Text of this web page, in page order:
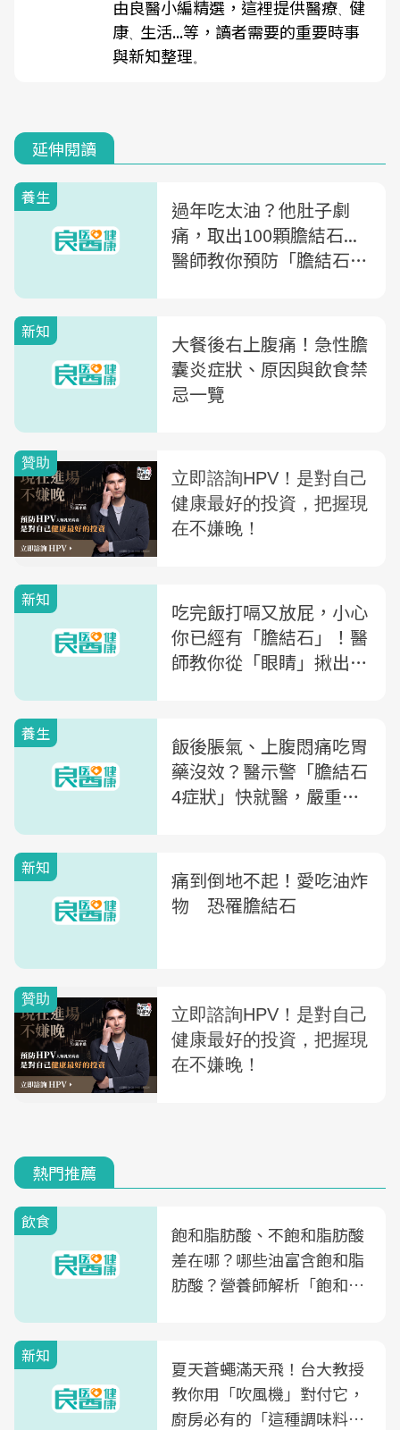
由良醫小編精選，這裡提供醫療、 健
康、 生活...等，讀者需要的重要時事
與新知整理。
延伸閱讀
養生
過年吃太油？他肚子劇
痛，取出100顆膽結石...
醫師教你預防「膽結石」
新知
大餐後右上腹痛！急性膽
囊炎症狀、原因與飲食禁
忌一覽
新知
吃完飯打嗝又放屁，小心
你已經有「膽結石」！醫
師教你從「眼睛」揪出徵
養生
飯後脹氣、上腹悶痛吃胃
藥沒效？醫示警「膽結石
4症狀」快就醫，嚴重恐
新知
痛到倒地不起！愛吃油炸
物 恐罹膽結石
熱門推薦
飲食
飽和脂肪酸、不飽和脂肪酸
差在哪？哪些油富含飽和脂
肪酸？營養師解析「飽和脂
新知
夏天蒼蠅滿天飛！台大教授
教你用「吹風機」對付它，
廚房必有的「這種調味料」